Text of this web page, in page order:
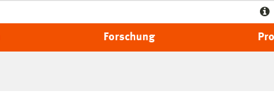
Forschung